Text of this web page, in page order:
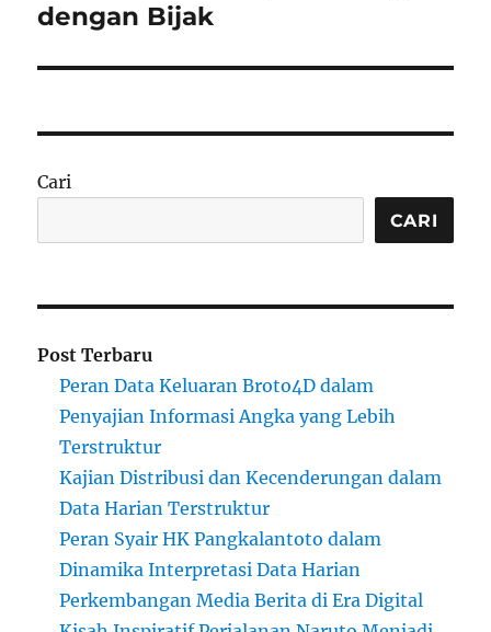
dengan Bijak
Cari
CARI
Post Terbaru
Peran Data Keluaran Broto4D dalam
Penyajian Informasi Angka yang Lebih
Terstruktur
Kajian Distribusi dan Kecenderungan dalam
Data Harian Terstruktur
Peran Syair HK Pangkalantoto dalam
Dinamika Interpretasi Data Harian
Perkembangan Media Berita di Era Digital